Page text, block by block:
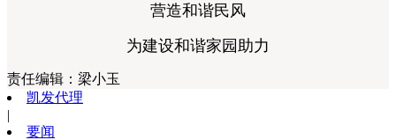
营造和谐民风
为建设和谐家园助力
责任编辑： 梁小玉
凯发代理
|
要闻